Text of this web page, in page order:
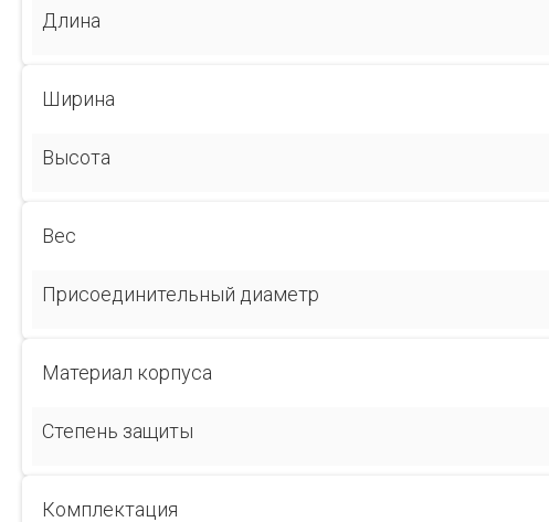
Длина
Ширина
Высота
Вес
Присоединительный диаметр
Материал корпуса
Степень защиты
Комплектация